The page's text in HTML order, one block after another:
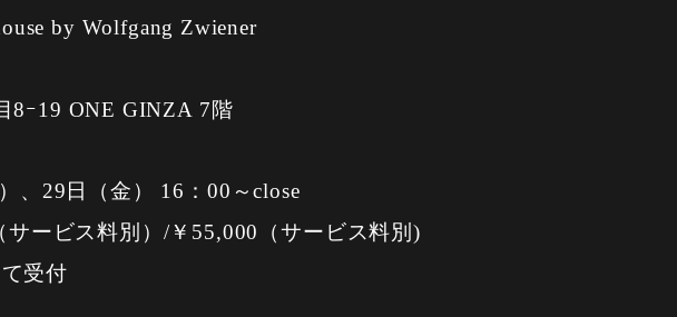
by Wolfgang Zwiener
8ｰ19 ONE GINZA 7階
、29日（金） 16：00～close
ービス料別）/￥55,000（サービス料別)
受付